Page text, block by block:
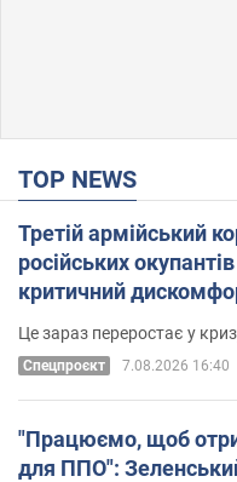
TOP NEWS
Третій армійський
російських
критичний
Це зараз переростає у
Cпецпроєкт 7.08.2026 16:40
"Працюємо, щоб
для ППО":